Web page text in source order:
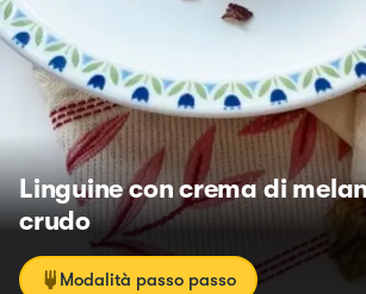
Linguine con crema di
crudo
Modalità passo passo